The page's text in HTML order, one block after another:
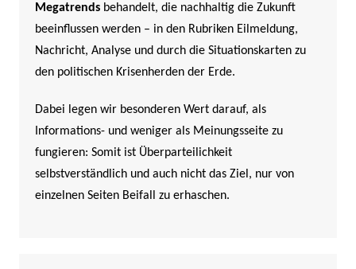
Megatrendsbehandelt, die nachhaltig die Zukunft
beeinflussen werden – in den Rubriken Eilmeldung,
Nachricht, Analyse und durch die Situationskarten zu
den politischen Krisenherden der Erde.
Dabei legen wir besonderen Wert darauf, als
Informations- und weniger als Meinungsseite zu
fungieren: Somit ist Überparteilichkeit
selbstverständlich und auch nicht das Ziel, nur von
einzelnen Seiten Beifall zu erhaschen.